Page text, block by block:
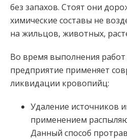
без запахов. Стоят они
химические составы не
на жильцов, животных,
Во время выполнения
предприятие применяет
ликвидации кровопийц:
Удаление источников
применением
Данный способ